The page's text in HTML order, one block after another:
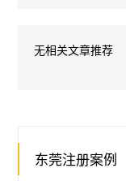
无相关文章推荐
东莞注册案例